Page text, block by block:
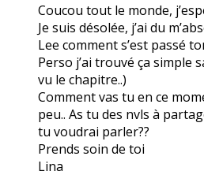
Coucou tout le monde,
Je suis désolée, j’ai du
Lee comment s’est passé
Perso j’ai trouvé ça simple
vu le chapitre..)
Comment vas tu en ce
peu.. As tu des nvls à
tu voudrai parler??
Prends soin de toi
Lina